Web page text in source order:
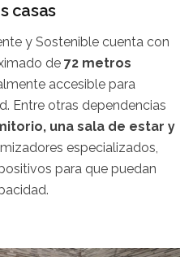
casas
y Sostenible cuenta con
de 72 metros
accesible para
Entre otras dependencias
una sala de estar y
especializados,
para que puedan